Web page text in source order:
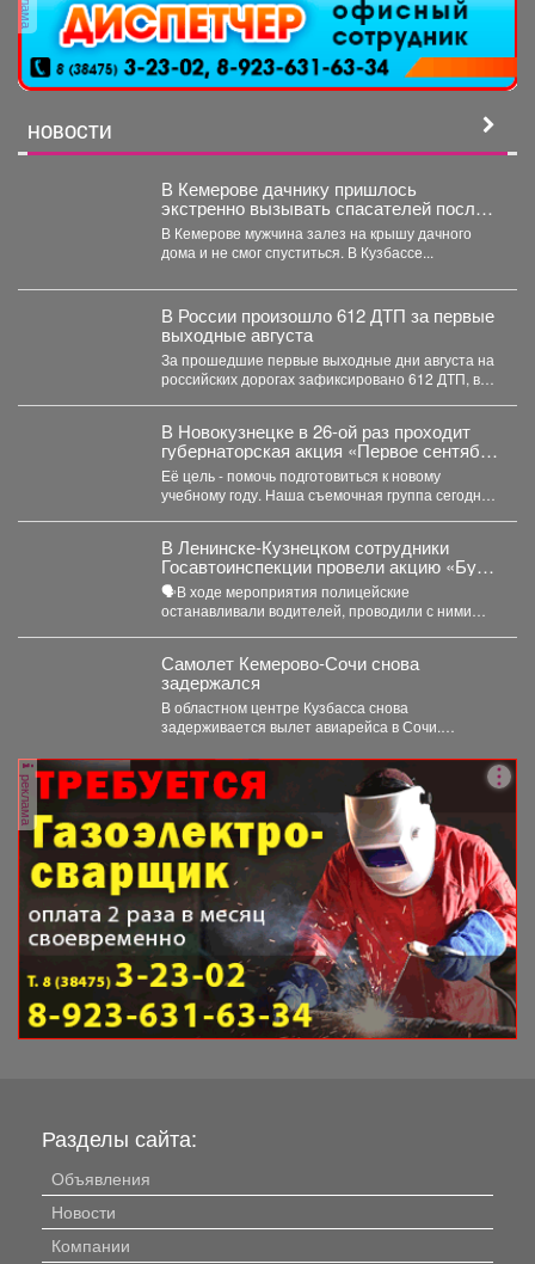
НОВОСТИ
В Кемерове дачнику пришлось
экстренно вызывать спасателей после
работ на участке
В Кемерове мужчина залез на крышу дачного
дома и не смог спуститься. В Кузбассе...
В России произошло 612 ДТП за первые
выходные августа
За прошедшие первые выходные дни августа на
российских дорогах зафиксировано 612 ДТП, в
В Новокузнецке в 26-ой раз проходит
губернаторская акция «Первое сентября
каждому школьнику».
Её цель - помочь подготовиться к новому
учебному году. Наша съемочная группа сегодня
В Ленинске-Кузнецком сотрудники
Госавтоинспекции провели акцию «Будь
трезвым в пути»
🗣В ходе мероприятия полицейские
останавливали водителей, проводили с ними
Самолет Кемерово-Сочи снова
задержался
В областном центре Кузбасса снова
задерживается вылет авиарейса в Сочи.
реклама
Разделы сайта:
Объявления
Новости
Компании